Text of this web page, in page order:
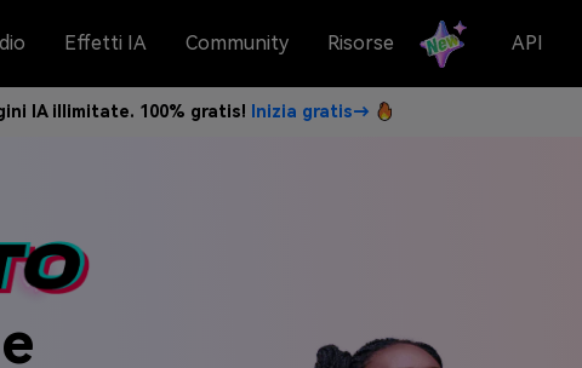
Effetti IA Community Risorse API
IA illimitate. 100% gratis! Inizia gratis→